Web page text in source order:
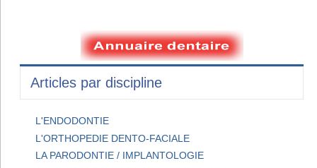
Articles par discipline
L'ENDODONTIE
L'ORTHOPEDIE DENTO-FACIALE
LA PARODONTIE / IMPLANTOLOGIE